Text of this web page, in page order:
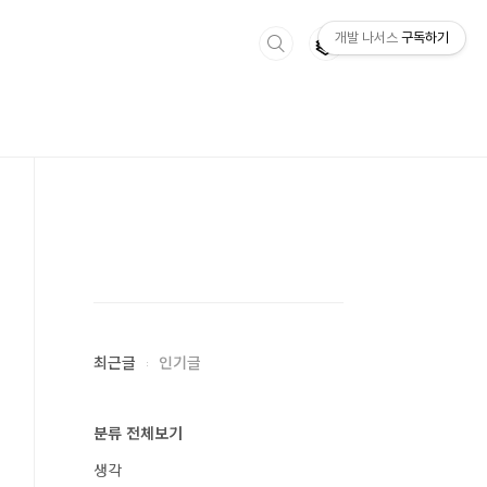
최근글 인기글
분류 전체보기
생각
개발 나서스 구독하기